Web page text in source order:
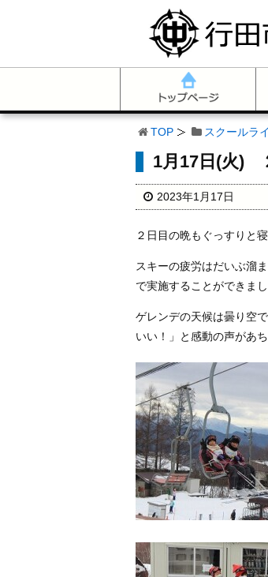
TOP スクールラ
1月17日(火)
2023年1月17日
２日目の晩もぐっすりと
スキーの疲労はだいぶ溜
で実施することができまし
ゲレンデの天候は曇り空
いい！」と感動の声があ